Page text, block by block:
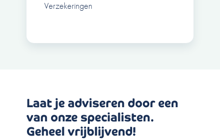
Verzekeringen
Laat je adviseren door een
van onze specialisten.
Geheel vrijblijvend!